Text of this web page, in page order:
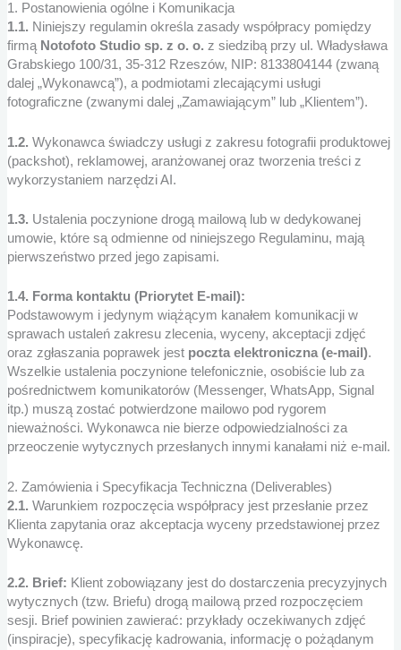
1. Postanowienia ogólne i Komunikacja
1.1. Niniejszy regulamin określa zasady współpracy pomiędzy
firmą Notofoto Studio sp. z o. o. z siedzibą przy ul. Władysława
Grabskiego 100/31, 35-312 Rzeszów, NIP: 8133804144 (zwaną
dalej „Wykonawcą”), a podmiotami zlecającymi usługi
fotograficzne (zwanymi dalej „Zamawiającym” lub „Klientem”).
1.2. Wykonawca świadczy usługi z zakresu fotografii produktowej
(packshot), reklamowej, aranżowanej oraz tworzenia treści z
wykorzystaniem narzędzi AI.
1.3. Ustalenia poczynione drogą mailową lub w dedykowanej
umowie, które są odmienne od niniejszego Regulaminu, mają
pierwszeństwo przed jego zapisami.
1.4. Forma kontaktu (Priorytet E-mail):
Podstawowym i jedynym wiążącym kanałem komunikacji w
sprawach ustaleń zakresu zlecenia, wyceny, akceptacji zdjęć
oraz zgłaszania poprawek jest poczta elektroniczna (e-mail).
Wszelkie ustalenia poczynione telefonicznie, osobiście lub za
pośrednictwem komunikatorów (Messenger, WhatsApp, Signal
itp.) muszą zostać potwierdzone mailowo pod rygorem
nieważności. Wykonawca nie bierze odpowiedzialności za
przeoczenie wytycznych przesłanych innymi kanałami niż e-mail.
2. Zamówienia i Specyfikacja Techniczna (Deliverables)
2.1. Warunkiem rozpoczęcia współpracy jest przesłanie przez
Klienta zapytania oraz akceptacja wyceny przedstawionej przez
Wykonawcę.
2.2. Brief: Klient zobowiązany jest do dostarczenia precyzyjnych
wytycznych (tzw. Briefu) drogą mailową przed rozpoczęciem
sesji. Brief powinien zawierać: przykłady oczekiwanych zdjęć
(inspiracje), specyfikację kadrowania, informację o pożądanym